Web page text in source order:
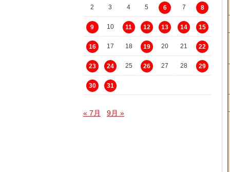
2 3 4 5 6 7 8
9 10 11 12 13 14 15
16 17 18 19 20 21 22
23 24 25 26 27 28 29
30 31
« 7月 9月 »